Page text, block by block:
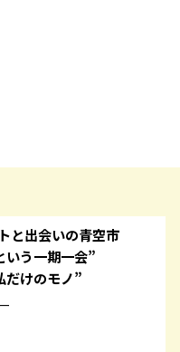
と出会いの青空市
いう一期一会”
だけのモノ”